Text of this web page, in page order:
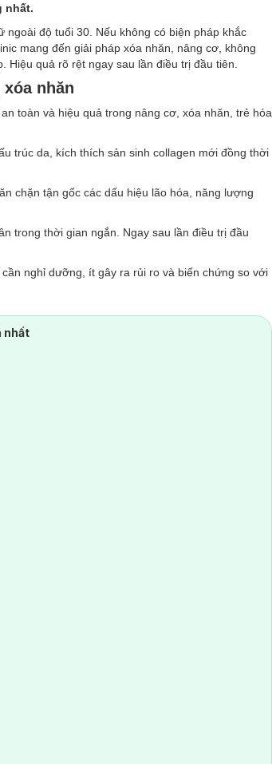
nhất.
độ tuổi 30. Nếu không có biện pháp khắc
mang đến giải pháp xóa nhăn, nâng cơ, không
Hiệu quả rõ rệt ngay sau lần điều trị đầu tiên.
nhăn
toàn và hiệu quả trong nâng cơ, xóa nhăn, trẻ hóa
trúc da, kích thích sản sinh collagen mới đồng thời
chặn tận gốc các dấu hiệu lão hóa, năng lượng
trong thời gian ngắn. Ngay sau lần điều trị đầu
nghỉ dưỡng, ít gây ra rủi ro và biến chứng so với
nét Vline mà không cần phải qua các cuộc phẫu
thiện hiệu quả với công nghệ Ultherapy.
nhất